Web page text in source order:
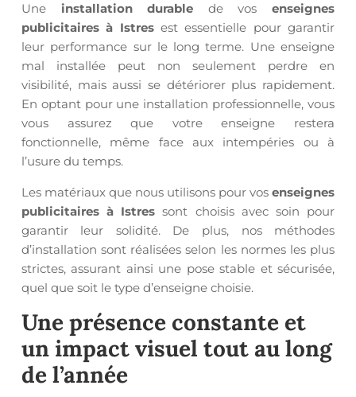
Une installation durable de vosenseignes
publicitaires à Istresest essentielle pour garantir
leur performance sur le long terme. Une enseigne
mal installée peut non seulement perdre en
visibilité, mais aussi se détériorer plus rapidement.
En optant pour une installation professionnelle, vous
vous assurez que votre enseigne restera
fonctionnelle, même face aux intempéries ou à
l’usure du temps.
Les matériaux que nous utilisons pour vosenseignes
publicitaires à Istres sont choisis avec soin pour
garantir leur solidité. De plus, nos méthodes
d’installation sont réalisées selon les normes les plus
strictes, assurant ainsi une pose stable et sécurisée,
quel que soit le type d’enseigne choisie.
Une présence constante et
un impact visuel tout au long
de l’année